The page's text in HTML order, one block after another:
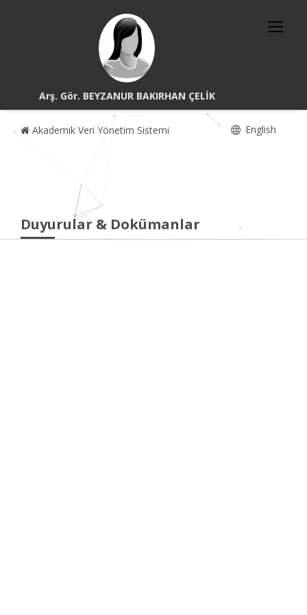
Arş. Gör. BEYZANUR BAKIRHAN ÇELİK
Akademik Veri Yönetim Sistemi English
Duyurular & Dokümanlar